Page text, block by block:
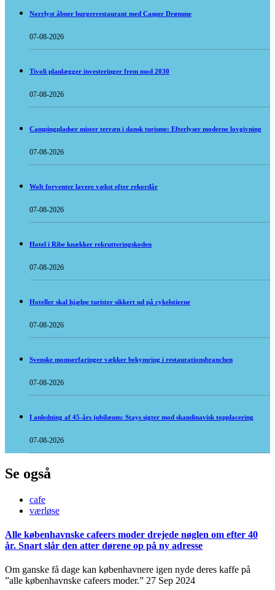
Norrlyst åbner burgerrestaurant med Casper Drømme
07-08-2026
Tivoli planlægger investeringer frem mod 2030
07-08-2026
Campingpladser mister terræn i dansk turisme: Efterlyser moderne lovgivning
07-08-2026
Wolt forventer lavere vækst efter rekordår
07-08-2026
Hotel i Ribe knækker rekrutteringskoden
07-08-2026
Hoteller skal hjælpe turister sikkert ud på cykelstierne
07-08-2026
Svenske momserfaringer vækker bekymring i restaurationsbranchen
07-08-2026
I anledning af 45-års jubilæum: Stays sigter mod skandinavisk topplacering
07-08-2026
Se også
cafe
værløse
Alle københavnske cafeers moder drejede nøglen om efter 40
år. Snart slår den atter dørene op på ny adresse
Om ganske få dage kan københavnere igen nyde deres kaffe på
”alle københavnske cafeers moder.” 27 Sep 2024